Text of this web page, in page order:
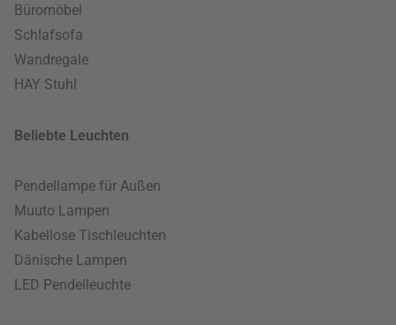
Büromöbel
Schlafsofa
Wandregale
HAY Stuhl
Beliebte Leuchten
Pendellampe für Außen
Muuto Lampen
Kabellose Tischleuchten
Dänische Lampen
LED Pendelleuchte